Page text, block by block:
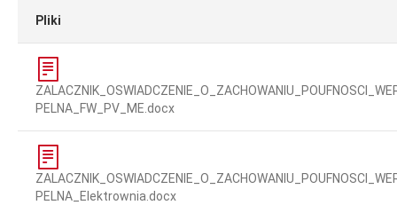
Pliki
PELNA_FW_PV_ME.docx
PELNA_Elektrownia.docx